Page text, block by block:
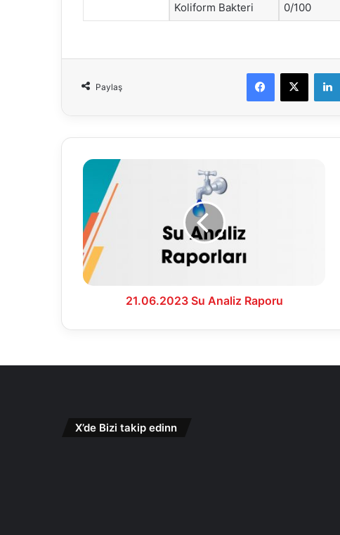
Koliform Bakteri 0/100
Paylaş
Facebook
X
21.06.2023
Analiz
Raporu
21.06.2023 Su Analiz Raporu
X’de Bizi takip edinn